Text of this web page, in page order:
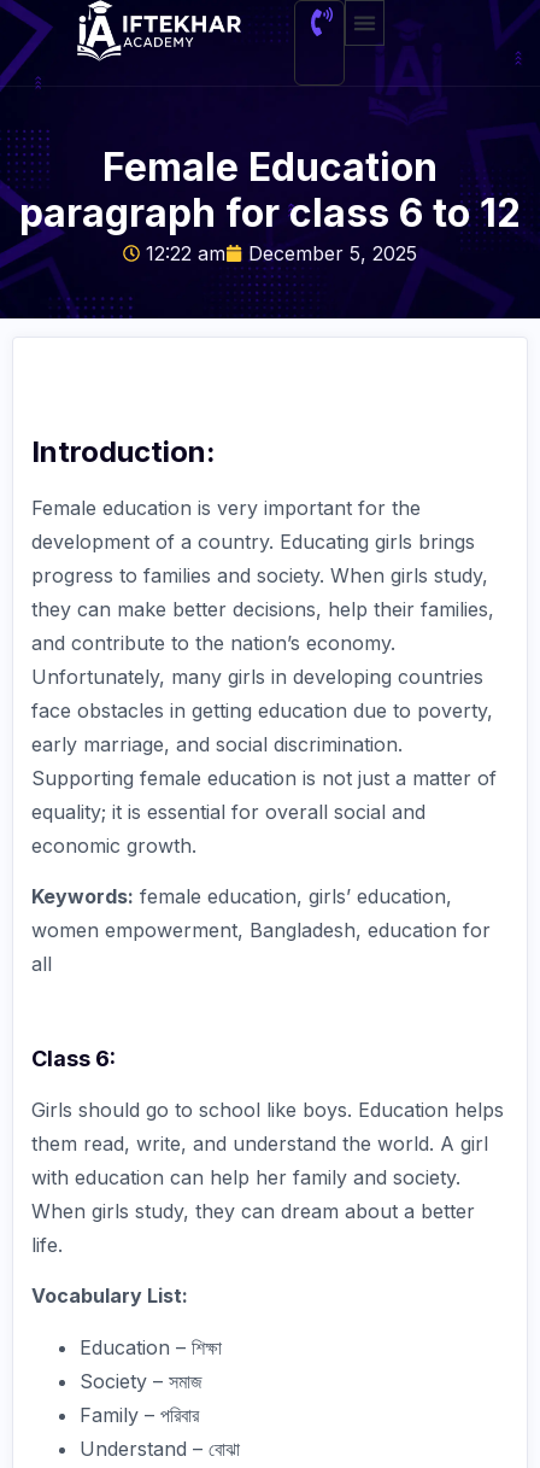
Female Education
paragraph for class 6 to 12
12:22 am December 5, 2025
Introduction:
Female education is very important for the
development of a country. Educating girls brings
progress to families and society. When girls study,
they can make better decisions, help their families,
and contribute to the nation’s economy.
Unfortunately, many girls in developing countries
face obstacles in getting education due to poverty,
early marriage, and social discrimination.
Supporting female education is not just a matter of
equality; it is essential for overall social and
economic growth.
Keywords: female education, girls’ education,
women empowerment, Bangladesh, education for
all
Class 6:
Girls should go to school like boys. Education helps
them read, write, and understand the world. A girl
with education can help her family and society.
When girls study, they can dream about a better
life.
Vocabulary List:
Education – শিক্ষা
Society – সমাজ
Family – পরিবার
Understand – বোঝা